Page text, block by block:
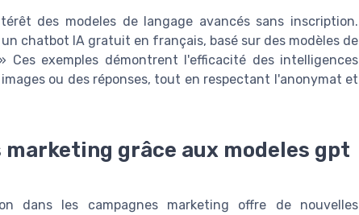
des modeles de langage avancés sans inscription.
chatbot IA gratuit en français, basé sur des modèles de
Ces exemples démontrent l'efficacité des intelligences
ou des réponses, tout en respectant l'anonymat et
grâce aux modeles gpt
dans les campagnes marketing offre de nouvelles